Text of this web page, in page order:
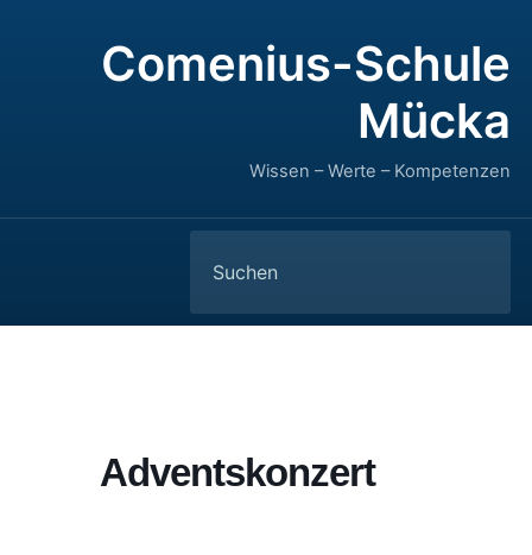
Comenius-Schule
Mücka
Wissen – Werte – Kompetenzen
for:
Adventskonzert